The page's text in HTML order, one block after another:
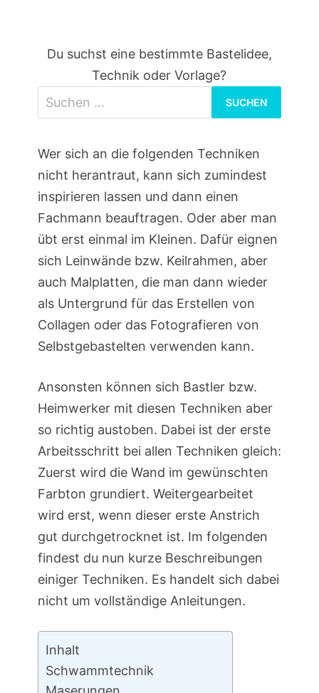
Du suchst eine bestimmte Bastelidee,
Technik oder Vorlage?
nach:
Wer sich an die folgenden Techniken
nicht herantraut, kann sich zumindest
inspirieren lassen und dann einen
Fachmann beauftragen. Oder aber man
übt erst einmal im Kleinen. Dafür eignen
sich Leinwände bzw. Keilrahmen, aber
auch Malplatten, die man dann wieder
als Untergrund für das Erstellen von
Collagen oder das Fotografieren von
Selbstgebastelten verwenden kann.
Ansonsten können sich Bastler bzw.
Heimwerker mit diesen Techniken aber
so richtig austoben. Dabei ist der erste
Arbeitsschritt bei allen Techniken gleich:
Zuerst wird die Wand im gewünschten
Farbton grundiert. Weitergearbeitet
wird erst, wenn dieser erste Anstrich
gut durchgetrocknet ist. Im folgenden
findest du nun kurze Beschreibungen
einiger Techniken. Es handelt sich dabei
nicht um vollständige Anleitungen.
Inhalt
Schwammtechnik